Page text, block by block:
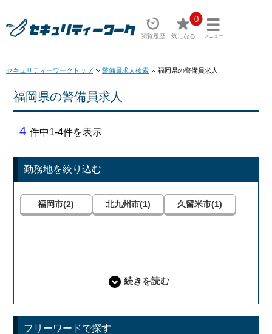
閲覧履歴
0
気になる メニュー
セキュリティーワークトップ 警備員求人検索 福岡県の警備員求人
福岡県の警備員求人
4件中1-4件を表示
勤務地を絞り込む
福岡市(2) 北九州市(1) 久留米市(1)
フリーワードで探す